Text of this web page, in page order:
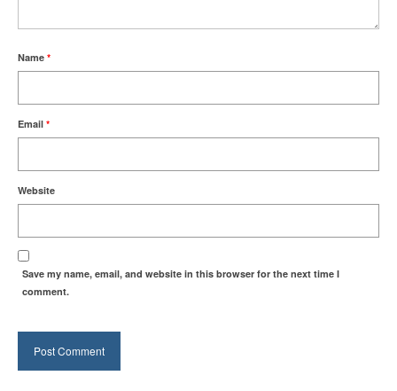
Name *
Email *
Website
Save my name, email, and website in this browser for the next time I
comment.